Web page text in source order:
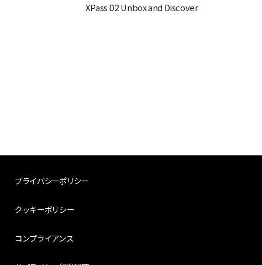
XPass D2 Unbox and Discover
プライバシーポリシー
クッキーポリシー
コンプライアンス